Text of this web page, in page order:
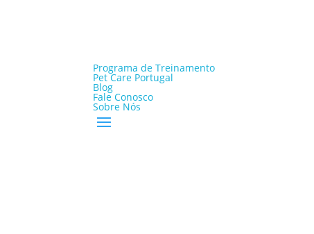
Programa de Treinamento
Pet Care Portugal
Blog
Fale Conosco
Sobre Nós